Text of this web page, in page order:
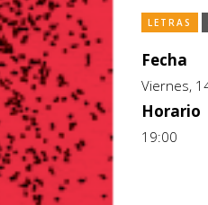
LETRAS
Fecha
Viernes,
Horario
19:00